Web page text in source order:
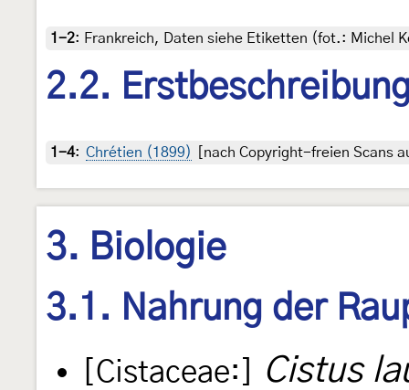
1-2: Frankreich, Daten siehe Etiketten (fot.: Michel
2.2.
1-4: Chrétien (1899) [nach Copyright-freien Scans
3. Biologie
3.1. Nahrung der
[Cistaceae:]
Cistus